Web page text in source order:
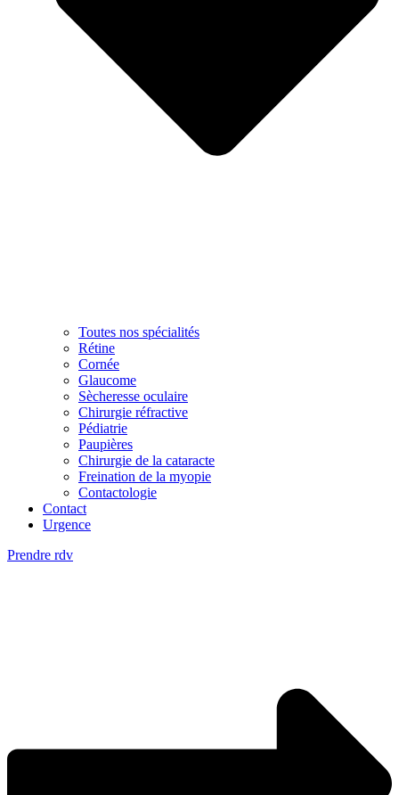
Toutes nos spécialités
Rétine
Cornée
Glaucome
Sècheresse oculaire
Chirurgie réfractive
Pédiatrie
Paupières
Chirurgie de la cataracte
Freination de la myopie
Contactologie
Contact
Urgence
Prendre rdv